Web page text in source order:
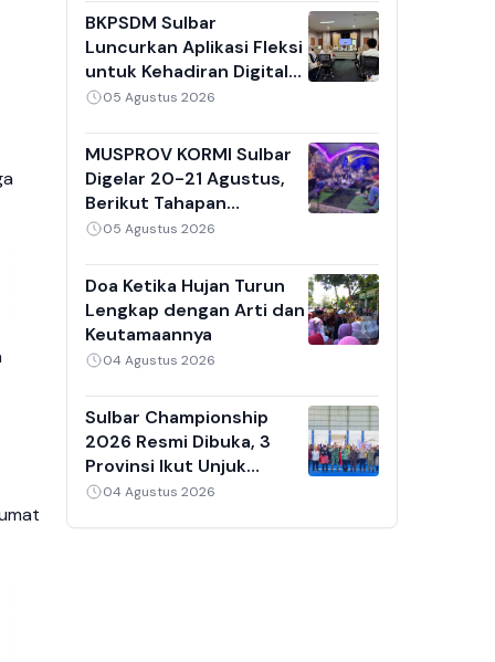
Jadi Daya Tarik
BKPSDM Sulbar
Luncurkan Aplikasi Fleksi
untuk Kehadiran Digital
ASN, 8 Perangkat Daerah
05 Agustus 2026
MUSPROV KORMI Sulbar
Digelar 20-21 Agustus,
Berikut Tahapan
Penjaringan Calon Ketua
05 Agustus 2026
Doa Ketika Hujan Turun
Lengkap dengan Arti dan
Keutamaannya
04 Agustus 2026
Sulbar Championship
2026 Resmi Dibuka, 3
Provinsi Ikut Unjuk
Kebolehan di GOR
04 Agustus 2026